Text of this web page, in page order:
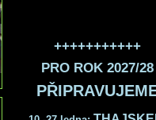
+++++++++++
PRO ROK 2027/28